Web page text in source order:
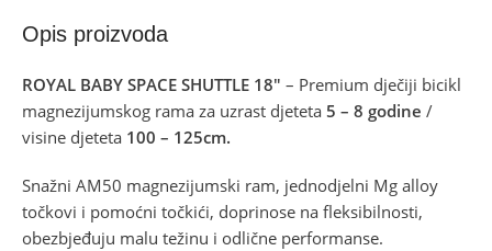
Opis proizvoda
ROYAL BABY SPACE SHUTTLE 18″ – Premium dječiji bicikl
magnezijumskog rama za uzrast djeteta 5 – 8 godine /
visine djeteta 100 – 125cm.
Snažni AM50 magnezijumski ram, jednodjelni Mg alloy
točkovi i pomoćni točkići, doprinose na fleksibilnosti,
obezbjeđuju malu težinu i odlične performanse.